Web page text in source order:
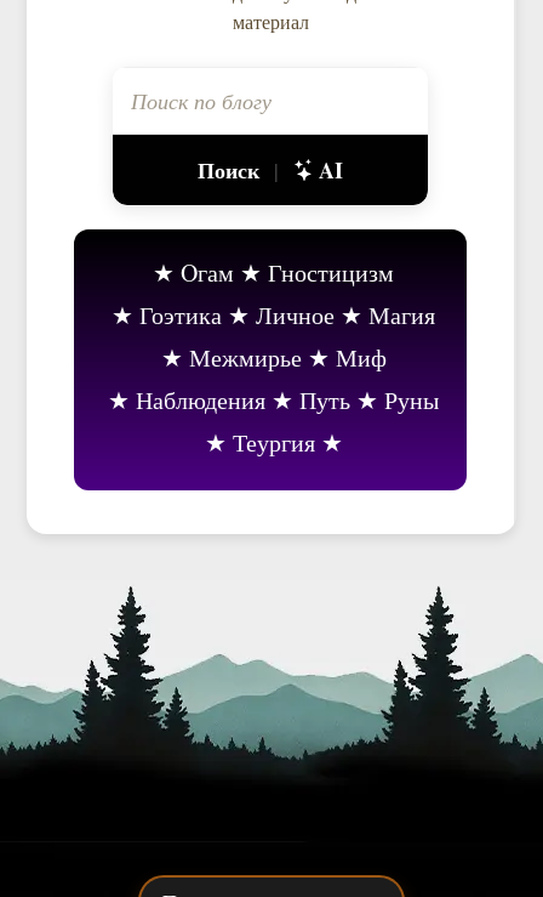
материал
Поиск | AI
Oгам
Гностицизм
Гоэтика
Личное
Магия
Межмирье
Миф
Наблюдения
Путь
Руны
Теургия